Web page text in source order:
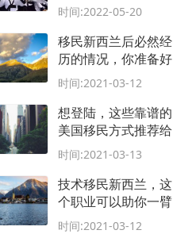
时间:2022-05-20
移民新西兰后必然经
历的情况，你准备好
了吗？
时间:2021-03-12
想登陆，这些靠谱的
美国移民方式推荐给
你！
时间:2021-03-13
技术移民新西兰，这
个职业可以助你一臂
之力
时间:2021-03-12